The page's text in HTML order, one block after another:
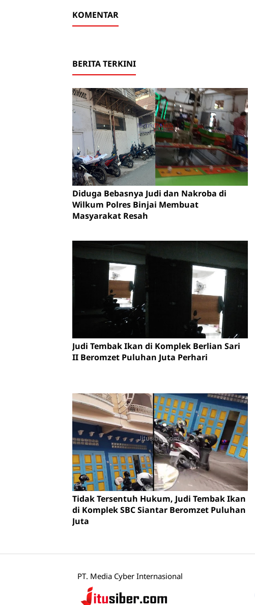
KOMENTAR
BERITA TERKINI
Diduga Bebasnya Judi dan Nakroba di
Wilkum Polres Binjai Membuat
Masyarakat Resah
Judi Tembak Ikan di Komplek Berlian Sari
II Beromzet Puluhan Juta Perhari
Tidak Tersentuh Hukum, Judi Tembak Ikan
di Komplek SBC Siantar Beromzet Puluhan
Juta
PT. Media Cyber Internasional